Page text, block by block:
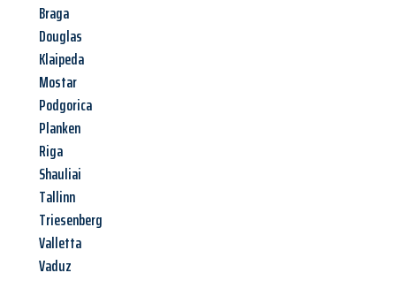
Braga
Douglas
Klaipeda
Mostar
Podgorica
Planken
Riga
Shauliai
Tallinn
Triesenberg
Valletta
Vaduz